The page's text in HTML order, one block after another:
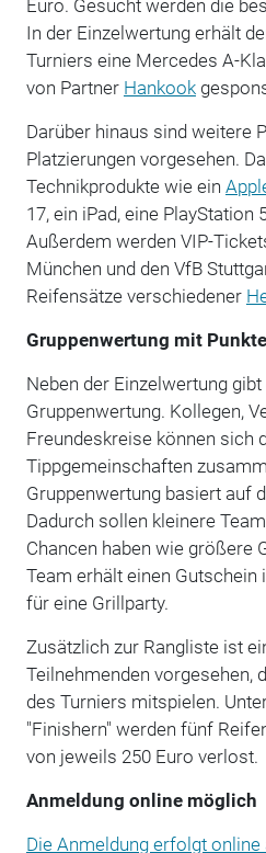
Euro. Gesucht werden die
In der Einzelwertung erhält
Turniers eine Mercedes A-
von Partner Hankook
Darüber hinaus sind weitere
Platzierungen vorgesehen.
Technikprodukte wie ein
17, ein iPad, eine PlayStation
Außerdem werden VIP-
München und den VfB
Reifensätze verschiedener
Gruppenwertung mit
Neben der Einzelwertung
Gruppenwertung. Kollegen,
Freundeskreise können sich
Tippgemeinschaften
Gruppenwertung basiert auf
Dadurch sollen kleinere
Chancen haben wie größere
Team erhält einen Gutschein
für eine Grillparty.
Zusätzlich zur Rangliste ist
Teilnehmenden vorgesehen,
des Turniers mitspielen.
"Finishern" werden fünf
von jeweils 250 Euro verlost.
Anmeldung online möglich
Die Anmeldung erfolgt online